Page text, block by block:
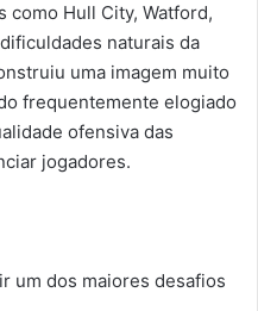
como Hull City, Watford,
naturais da
uma imagem muito
frequentemente elogiado
ofensiva das
jogadores.
um dos maiores desafios